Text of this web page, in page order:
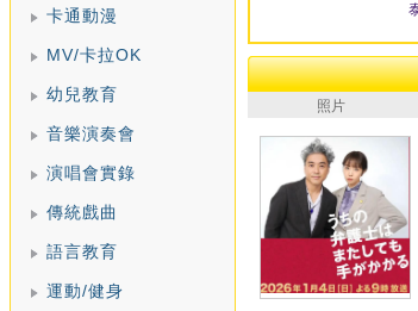
卡通動漫
MV/卡拉OK
幼兒教育
音樂演奏會
演唱會實錄
傳統戲曲
語言教育
運動/健身
照片